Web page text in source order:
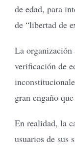
de edad, para
de “libertad de
La organización
verificación de
gran engaño
En realidad, la
usuarios de sus